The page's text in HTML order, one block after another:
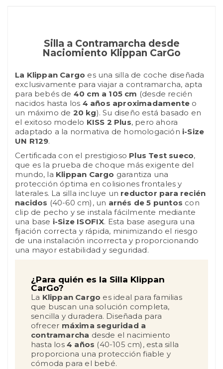
Silla a Contramarcha desde
Naciomiento Klippan CarGo
La Klippan Cargo es una silla de coche diseñada
exclusivamente para viajar a contramarcha, apta
para bebés de 40 cm a 105 cm (desde recién
nacidos hasta los 4 años aproximadamente o
un máximo de 20 kg). Su diseño está basado en
el exitoso modelo KISS 2 Plus, pero ahora
adaptado a la normativa de homologación i-Size
UN R129.
Certificada con el prestigioso Plus Test sueco,
que es la prueba de choque más exigente del
mundo, la Klippan Cargo garantiza una
protección óptima en colisiones frontales y
laterales. La silla incluye un reductor para recién
nacidos (40-60 cm), un arnés de 5 puntos con
clip de pecho y se instala fácilmente mediante
una base i-Size ISOFIX. Esta base asegura una
fijación correcta y rápida, minimizando el riesgo
de una instalación incorrecta y proporcionando
una mayor estabilidad y seguridad.
¿Para quién es la Silla Klippan
CarGo?
La Klippan Cargo es ideal para familias
que buscan una solución completa,
sencilla y duradera. Diseñada para
ofrecer máxima seguridad a
contramarcha desde el nacimiento
hasta los 4 años (40-105 cm), esta silla
proporciona una protección fiable y
cómoda para el bebé.